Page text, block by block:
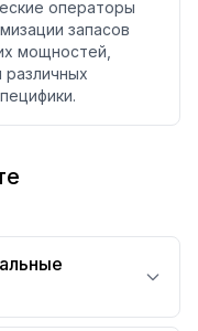
операторы
запасов
мощностей,
различных